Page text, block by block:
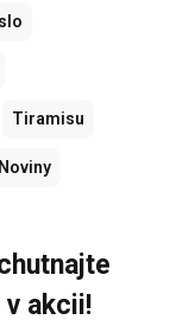
Tiramisu
Noviny
akcii!